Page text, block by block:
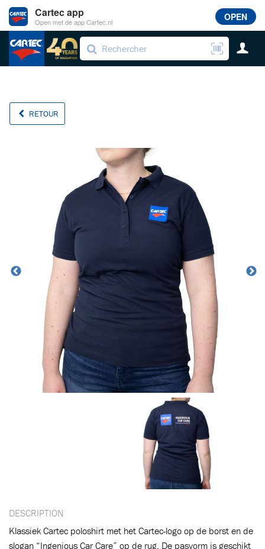
RETOUR
DESCRIPTION
Klassiek Cartec poloshirt met het Cartec-logo op de borst en de
slogan “Ingenious Car Care” op de rug. De pasvorm is geschikt
Cartec app
Open met de app Cartec.nl OPEN